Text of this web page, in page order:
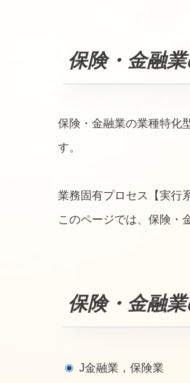
保険・金融
保険・金融業の業種特化
す。
業務固有プロセス【実行
このページでは、保険・
保険・金融
J金融業，保険業